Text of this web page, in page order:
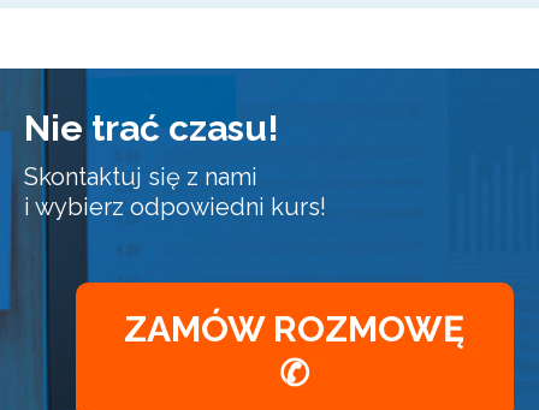
Nie trać czasu!
Skontaktuj się z nami
i wybierz odpowiedni kurs!
ZAMÓW ROZMOWĘ
✆